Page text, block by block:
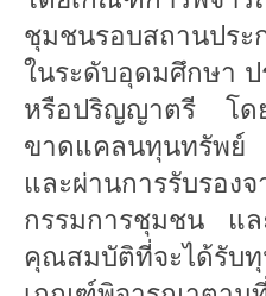
ชุมชนรอบสถานประ
ในระดับอุดมศึกษา
หรือปริญญาตรี โด
ขาดแคลนทุนทรัพย์
และผ่านการรับรอง
กรรมการชุมชน แล
คุณสมบัติที่จะได้รับ